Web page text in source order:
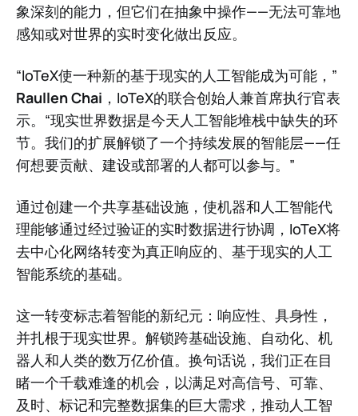
象深刻的能力，但它们在抽象中操作——无法可靠地
感知或对世界的实时变化做出反应。
“IoTeX使一种新的基于现实的人工智能成为可能，”
Raullen Chai ，IoTeX的联合创始人兼首席执行官表
示。“现实世界数据是今天人工智能堆栈中缺失的环
节。我们的扩展解锁了一个持续发展的智能层——任
何想要贡献、建设或部署的人都可以参与。”
通过创建一个共享基础设施，使机器和人工智能代
理能够通过经过验证的实时数据进行协调，IoTeX将
去中心化网络转变为真正响应的、基于现实的人工
智能系统的基础。
这一转变标志着智能的新纪元：响应性、具身性，
并扎根于现实世界。解锁跨基础设施、自动化、机
器人和人类的数万亿价值。换句话说，我们正在目
睹一个千载难逢的机会，以满足对高信号、可靠、
及时、标记和完整数据集的巨大需求，推动人工智